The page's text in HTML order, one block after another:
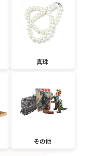
真珠
その他